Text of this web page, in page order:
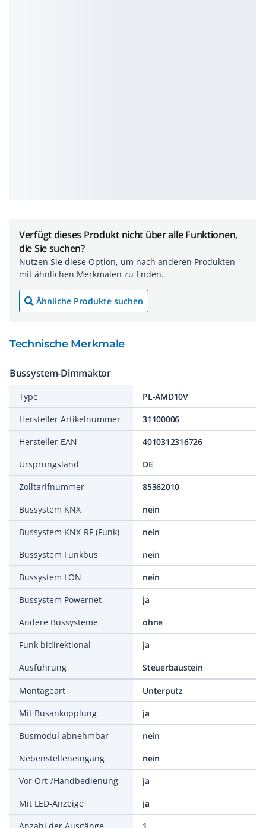
Verfügt dieses Produkt nicht über alle Funktionen,
die Sie suchen?
Nutzen Sie diese Option, um nach anderen Produkten
mit ähnlichen Merkmalen zu finden.
Ähnliche Produkte suchen
Technische Merkmale
Bussystem-Dimmaktor
Type
PL-AMD10V
Hersteller Artikelnummer
31100006
Hersteller EAN
4010312316726
Ursprungsland
DE
Zolltarifnummer
85362010
Bussystem KNX
nein
Bussystem KNX-RF (Funk)
nein
Bussystem Funkbus
nein
Bussystem LON
nein
Bussystem Powernet
ja
Andere Bussysteme
ohne
Funk bidirektional
ja
Ausführung
Steuerbaustein
Montageart
Unterputz
Mit Busankopplung
ja
Busmodul abnehmbar
nein
Nebenstelleneingang
nein
Vor Ort-/Handbedienung
ja
Mit LED-Anzeige
ja